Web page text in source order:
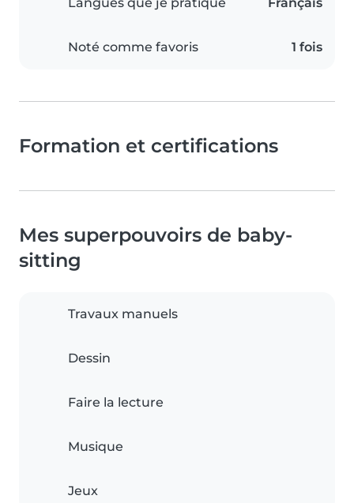
Langues que je pratique Français
Noté comme favoris 1 fois
Formation et certifications
Mes superpouvoirs de baby-
sitting
Travaux manuels
Dessin
Faire la lecture
Musique
Jeux